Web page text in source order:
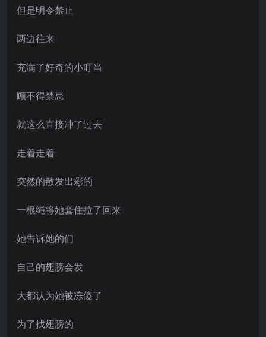
但是明令禁止
两边往来
充满了好奇的小叮当
顾不得禁忌
就这么直接冲了过去
走着走着
突然的散发出彩的
一根绳将她套住拉了回来
她告诉她的们
自己的翅膀会发
大都认为她被冻傻了
为了找翅膀的